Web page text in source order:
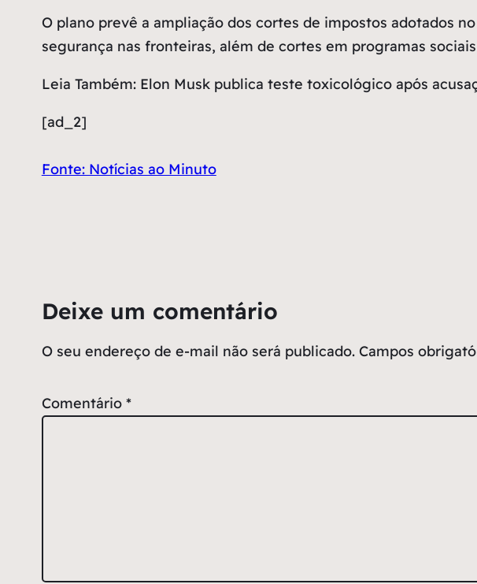
O plano prevê a ampliação dos cortes de impostos adotados
segurança nas fronteiras, além de cortes em programas
Leia Também: Elon Musk publica teste toxicológico após
[ad_2]
Fonte: Notícias ao Minuto
Deixe um comentário
O seu endereço de e-mail não será publicado. Campos
Comentário *